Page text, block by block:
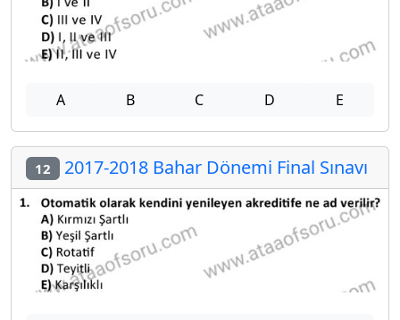
A B C D E
12 2017-2018 Bahar Dönemi Final Sınavı